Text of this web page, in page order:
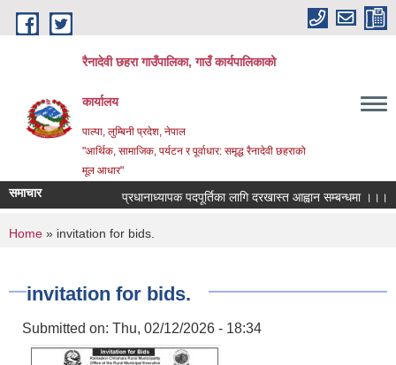
Skip to main content
रैनादेवी छहरा गाउँपालिका, गाउँ कार्यपालिकाको
कार्यालय
पाल्पा, लुम्बिनी प्रदेश, नेपाल
"आर्थिक, सामाजिक, पर्यटन र पूर्वाधार: समृद्ध रैनादेवी छहराको
मूल आधार"
समाचार प्रधानाध्यापक पदपूर्तिका लागि दरखास्त आह्वान सम्बन्धमा ।।।
You are here
Home » invitation for bids.
invitation for bids.
Submitted on: Thu, 02/12/2026 - 18:34